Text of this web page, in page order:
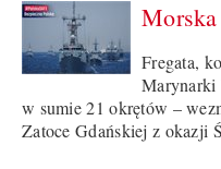
Fregata,
Marynarki
w sumie 21 okrętów –
Zatoce Gdańskiej z okazji